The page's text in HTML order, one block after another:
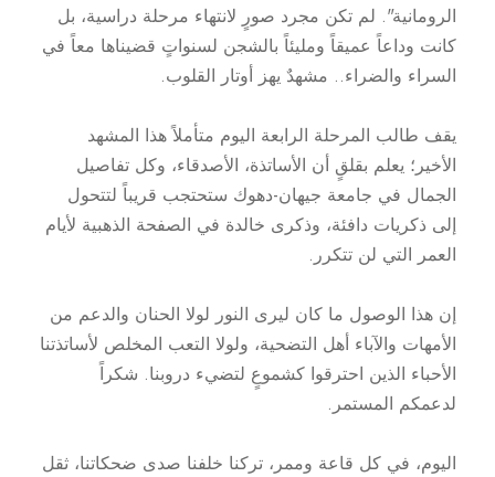
الرومانية". لم تكن مجرد صورٍ لانتهاء مرحلة دراسية، بل
كانت وداعاً عميقاً ومليئاً بالشجن لسنواتٍ قضيناها معاً في
السراء والضراء.. مشهدٌ يهز أوتار القلوب.
يقف طالب المرحلة الرابعة اليوم متأملاً هذا المشهد
الأخير؛ يعلم بقلقٍ أن الأساتذة، الأصدقاء، وكل تفاصيل
الجمال في جامعة جيهان-دهوك ستحتجب قريباً لتتحول
إلى ذكريات دافئة، وذكرى خالدة في الصفحة الذهبية لأيام
العمر التي لن تتكرر.
إن هذا الوصول ما كان ليرى النور لولا الحنان والدعم من
الأمهات والآباء أهل التضحية، ولولا التعب المخلص لأساتذتنا
الأحباء الذين احترقوا كشموعٍ لتضيء دروبنا. شكراً
لدعمكم المستمر.
اليوم، في كل قاعة وممر، تركنا خلفنا صدى ضحكاتنا، ثقل